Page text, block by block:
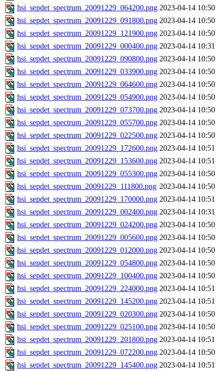
hsi_sepdet_spectrum_20091229_064200.png 2023-04-14 10:50
hsi_sepdet_spectrum_20091229_091800.png 2023-04-14 10:50
hsi_sepdet_spectrum_20091229_121900.png 2023-04-14 10:50
hsi_sepdet_spectrum_20091229_000400.png 2023-04-14 10:31
hsi_sepdet_spectrum_20091229_090800.png 2023-04-14 10:50
hsi_sepdet_spectrum_20091229_033900.png 2023-04-14 10:50
hsi_sepdet_spectrum_20091229_064600.png 2023-04-14 10:50
hsi_sepdet_spectrum_20091229_054900.png 2023-04-14 10:50
hsi_sepdet_spectrum_20091229_073700.png 2023-04-14 10:50
hsi_sepdet_spectrum_20091229_055700.png 2023-04-14 10:50
hsi_sepdet_spectrum_20091229_022500.png 2023-04-14 10:50
hsi_sepdet_spectrum_20091229_172600.png 2023-04-14 10:51
hsi_sepdet_spectrum_20091229_153600.png 2023-04-14 10:51
hsi_sepdet_spectrum_20091229_055300.png 2023-04-14 10:50
hsi_sepdet_spectrum_20091229_111800.png 2023-04-14 10:50
hsi_sepdet_spectrum_20091229_170000.png 2023-04-14 10:51
hsi_sepdet_spectrum_20091229_002400.png 2023-04-14 10:31
hsi_sepdet_spectrum_20091229_024200.png 2023-04-14 10:50
hsi_sepdet_spectrum_20091229_005600.png 2023-04-14 10:50
hsi_sepdet_spectrum_20091229_012000.png 2023-04-14 10:50
hsi_sepdet_spectrum_20091229_054800.png 2023-04-14 10:50
hsi_sepdet_spectrum_20091229_100400.png 2023-04-14 10:50
hsi_sepdet_spectrum_20091229_224000.png 2023-04-14 10:51
hsi_sepdet_spectrum_20091229_145200.png 2023-04-14 10:51
hsi_sepdet_spectrum_20091229_020300.png 2023-04-14 10:50
hsi_sepdet_spectrum_20091229_025100.png 2023-04-14 10:50
hsi_sepdet_spectrum_20091229_201800.png 2023-04-14 10:51
hsi_sepdet_spectrum_20091229_072200.png 2023-04-14 10:50
hsi_sepdet_spectrum_20091229_145400.png 2023-04-14 10:51